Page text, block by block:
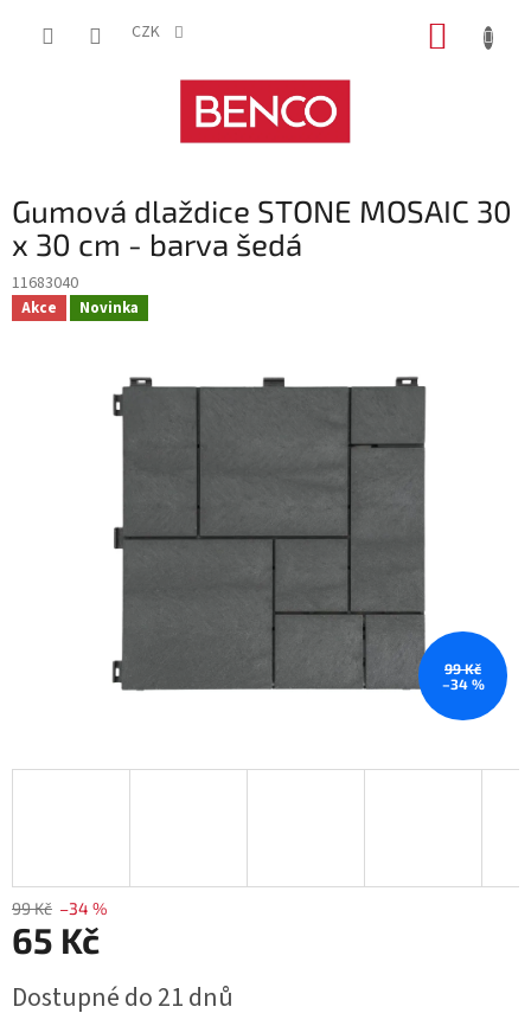
CZK
Gumová dlaždice STONE MOSAIC 30
x 30 cm - barva šedá
11683040
Akce Novinka
99 Kč
–34 %
99 Kč –34 %
65 Kč
cena:
Dostupné do 21 dnů